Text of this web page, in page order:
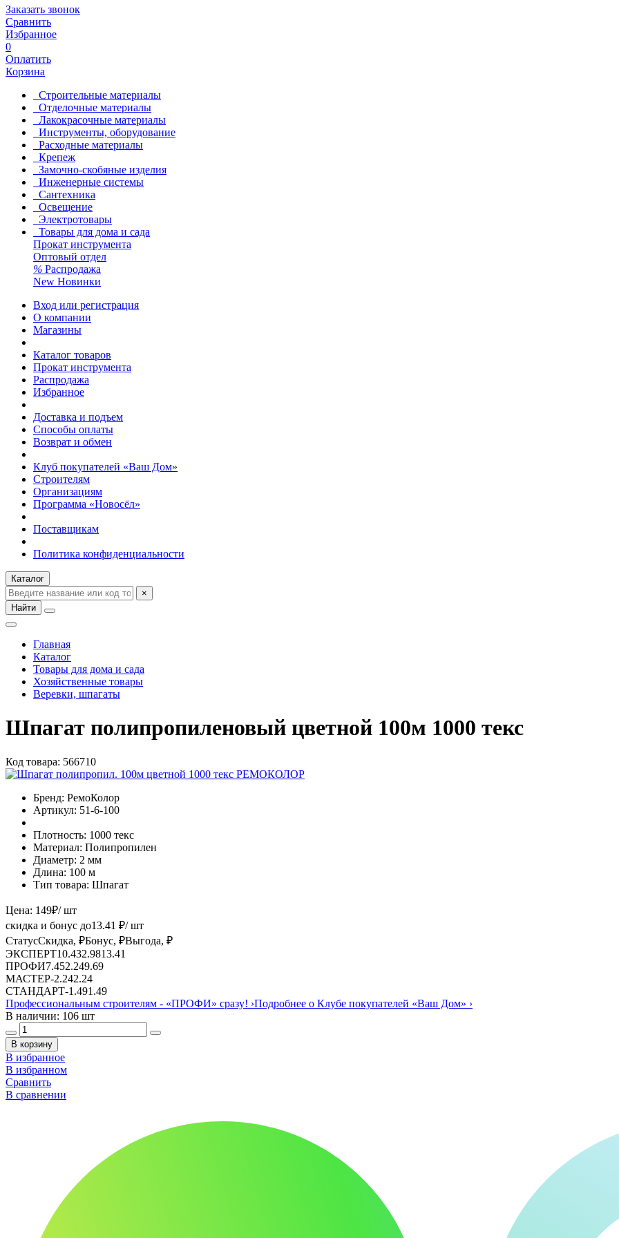
Заказать звонок
Сравнить
Избранное
0
Оплатить
Корзина
Строительные материалы
Отделочные материалы
Лакокрасочные материалы
Инструменты, оборудование
Расходные материалы
Крепеж
Замочно-скобяные изделия
Инженерные системы
Сантехника
Освещение
Электротовары
Товары для дома и сада
Прокат инструмента
Оптовый отдел
% Распродажа
New Новинки
Вход или регистрация
О компании
Магазины
Каталог товаров
Прокат инструмента
Распродажа
Избранное
Доставка и подъем
Способы оплаты
Возврат и обмен
Клуб покупателей «Ваш Дом»
Строителям
Организациям
Программа «Новосёл»
Поставщикам
Политика конфиденциальности
Каталог
×
Найти
Главная
Каталог
Товары для дома и сада
Хозяйственные товары
Веревки, шпагаты
Шпагат полипропиленовый цветной 100м 1000 текс
Код товара: 566710
Бренд: РемоКолор
Артикул: 51-6-100
Плотность: 1000 текс
Материал: Полипропилен
Диаметр: 2 мм
Длина: 100 м
Тип товара: Шпагат
Цена: 149₽/ шт
скидка и бонус до13.41 ₽/ шт
СтатусСкидка, ₽Бонус, ₽Выгода, ₽
ЭКСПЕРТ10.432.9813.41
ПРОФИ7.452.249.69
МАСТЕР-2.242.24
СТАНДАРТ-1.491.49
Профессиональным строителям - «ПРОФИ» сразу! ›Подробнее о Клубе покупателей «Ваш Дом» ›
В наличии: 106 шт
В корзину
В избранное
В избранном
Сравнить
В сравнении